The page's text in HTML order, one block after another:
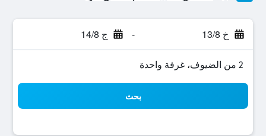
خ 13/8 - ج 14/8
2 من الضيوف، غرفة واحدة
بحث